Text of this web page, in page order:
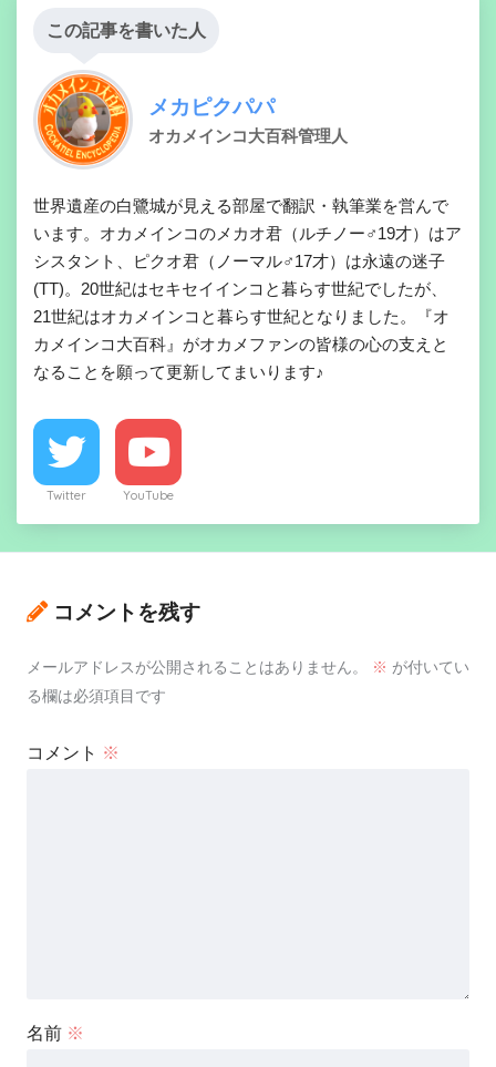
この記事を書いた人
メカピクパパ
オカメインコ大百科管理人
世界遺産の白鷺城が見える部屋で翻訳・執筆業を営んで
います。オカメインコのメカオ君（ルチノー♂19才）はア
シスタント、ピクオ君（ノーマル♂17才）は永遠の迷子
(TT)。20世紀はセキセイインコと暮らす世紀でしたが、
21世紀はオカメインコと暮らす世紀となりました。『オ
カメインコ大百科』がオカメファンの皆様の心の支えと
なることを願って更新してまいります♪
Twitter YouTube
コメントを残す
メールアドレスが公開されることはありません。 ※ が付いてい
る欄は必須項目です
コメント ※
名前 ※